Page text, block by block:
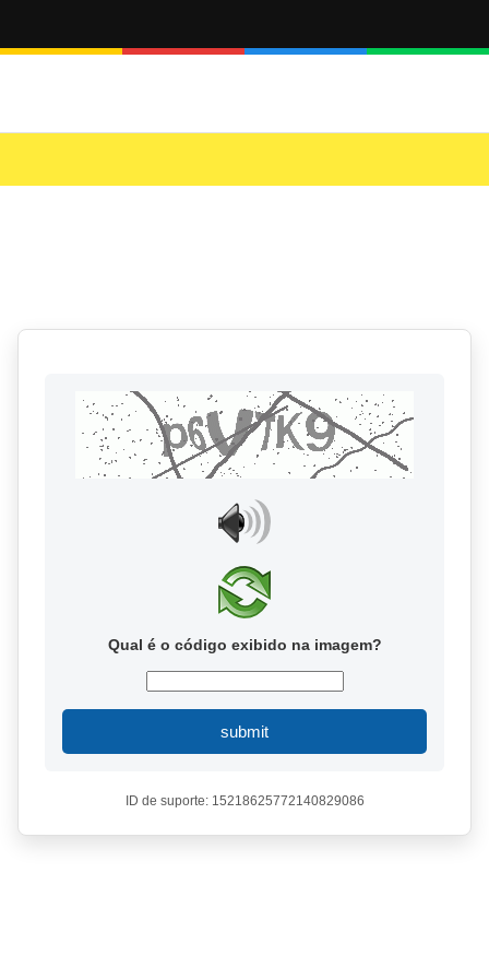
Qual é o código exibido na imagem?
submit
ID de suporte: 15218625772140829086